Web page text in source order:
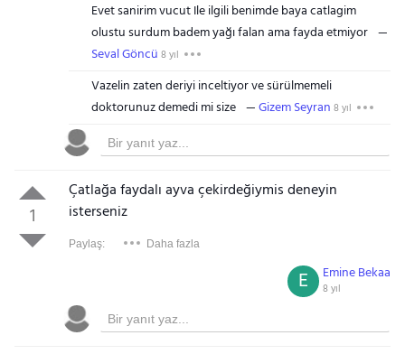
Evet sanirim vucut Ile ilgili benimde baya catlagim
olustu surdum badem yağı falan ama fayda etmiyor
Seval Göncü 8 yıl
Vazelin zaten deriyi inceltiyor ve sürülmemeli
doktorunuz demedi mi size
Gizem Seyran 8 yıl
1
Çatlağa faydalı ayva çekirdeğiymis deneyin
isterseniz
Paylaş: Daha fazla
Emine Bekaa
8 yıl
E